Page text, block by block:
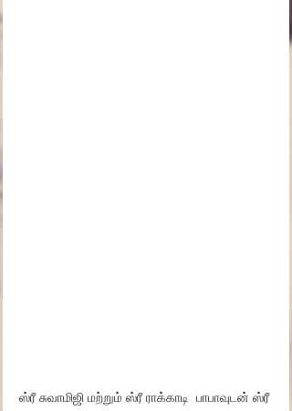
ஸ்ரீ சுவாமிஜி மற்றும் ஸ்ரீ ராக்காடி  பாபாவுடன் ஸ்ரீ